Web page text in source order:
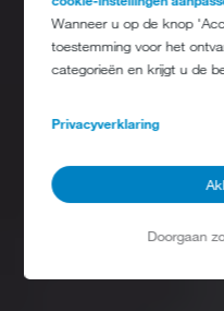
Wanneer u op de knop
toestemming voor het
categorieën en krijgt u de
Privacyverklaring
Doorgaan